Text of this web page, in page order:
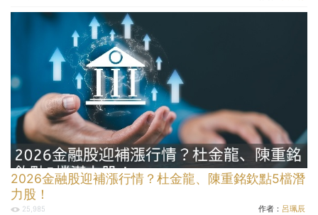
2026金融股迎補漲行情？杜金龍、陳重銘欽點5檔潛
力股！
25,985 作者： 呂珮辰